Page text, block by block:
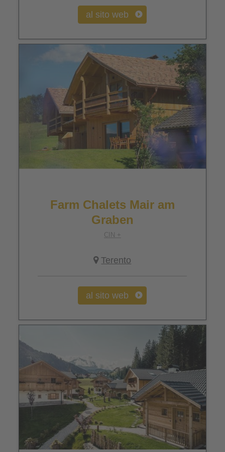
al sito web
Farm Chalets Mair am
Graben
CIN +
Terento
al sito web